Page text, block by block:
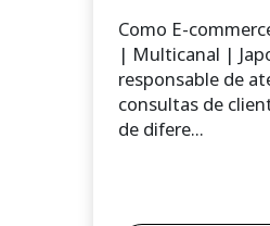
Como E-
| Multicanal |
responsable de
consultas de
de difere...